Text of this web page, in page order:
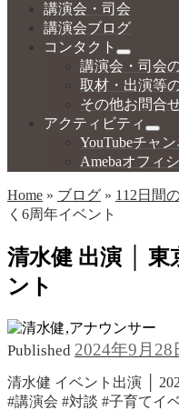
講演会・司会
講演会ブログ
コンタクト
講演会・司会
取材・出演等
その他お問合
アクティビティ
YouTubeチャ
Amebaオフィ
Home » ブログ » 112日間
く6周年イベント
清水健 出演 │ 東
ント
Published 2024年9月28
清水健 イベント出演 │
#講演会 #対談 #子育てイ